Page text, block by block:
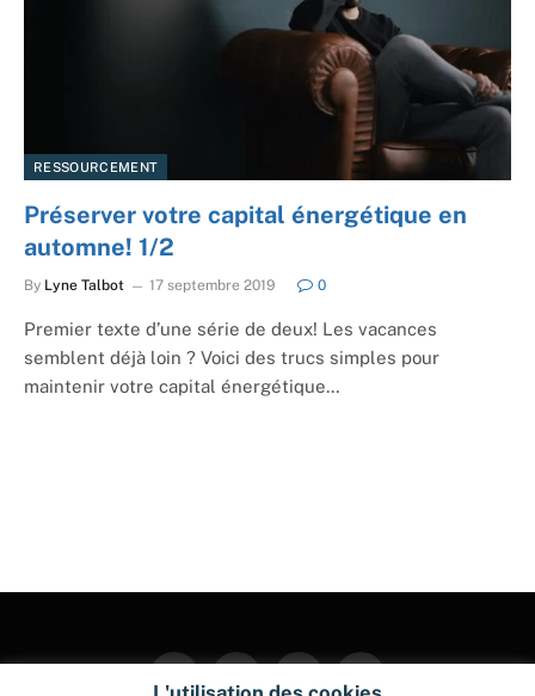
RESSOURCEMENT
Préserver votre capital énergétique en
automne! 1/2
By Lyne Talbot 17 septembre 2019 0
Premier texte d’une série de deux! Les vacances
semblent déjà loin ? Voici des trucs simples pour
maintenir votre capital énergétique…
FacebookTwitter InstagramPinterest